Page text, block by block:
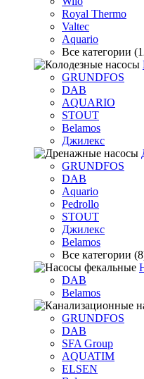
Royal Thermo
Valtec
Aquario
Все категории
GRUNDFOS
DAB
AQUARIO
STOUT
Belamos
Джилекс
GRUNDFOS
DAB
Aquario
Pedrollo
STOUT
Джилекс
Belamos
Все категории
DAB
Belamos
GRUNDFOS
DAB
SFA Group
AQUATIM
ELSEN